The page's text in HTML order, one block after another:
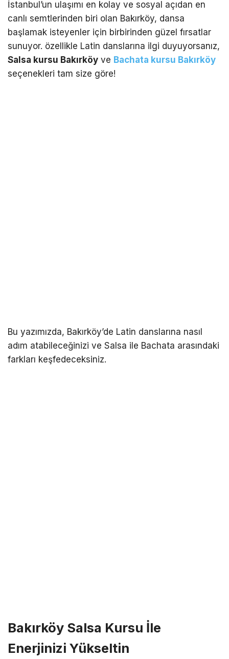
İstanbul’un ulaşımı en kolay ve sosyal açıdan en
canlı semtlerinden biri olan Bakırköy, dansa
başlamak isteyenler için birbirinden güzel fırsatlar
sunuyor. özellikle Latin danslarına ilgi duyuyorsanız,
Salsa kursu Bakırköy ve Bachata kursu Bakırköy
seçenekleri tam size göre!
Bu yazımızda, Bakırköy’de Latin danslarına nasıl
adım atabileceğinizi ve Salsa ile Bachata arasındaki
farkları keşfedeceksiniz.
Bakırköy Salsa Kursu İle
Enerjinizi Yükseltin